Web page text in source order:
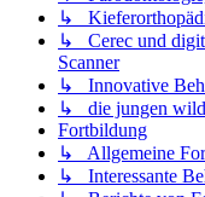
↳
↳ Cerec und
Scanner
↳ Innovative
↳ die jungen
Fortbildung
↳ Allgemeine
↳ Interessante